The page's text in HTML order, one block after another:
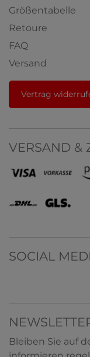
Größentabelle
Retoure
FAQ
Versand
Vertrag
VERSAND &
SOCIAL
Bleiben Sie auf